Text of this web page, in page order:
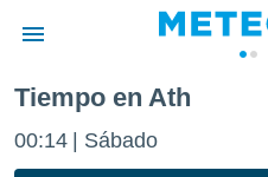
de
Tiempo en Ath
00:14 Sábado